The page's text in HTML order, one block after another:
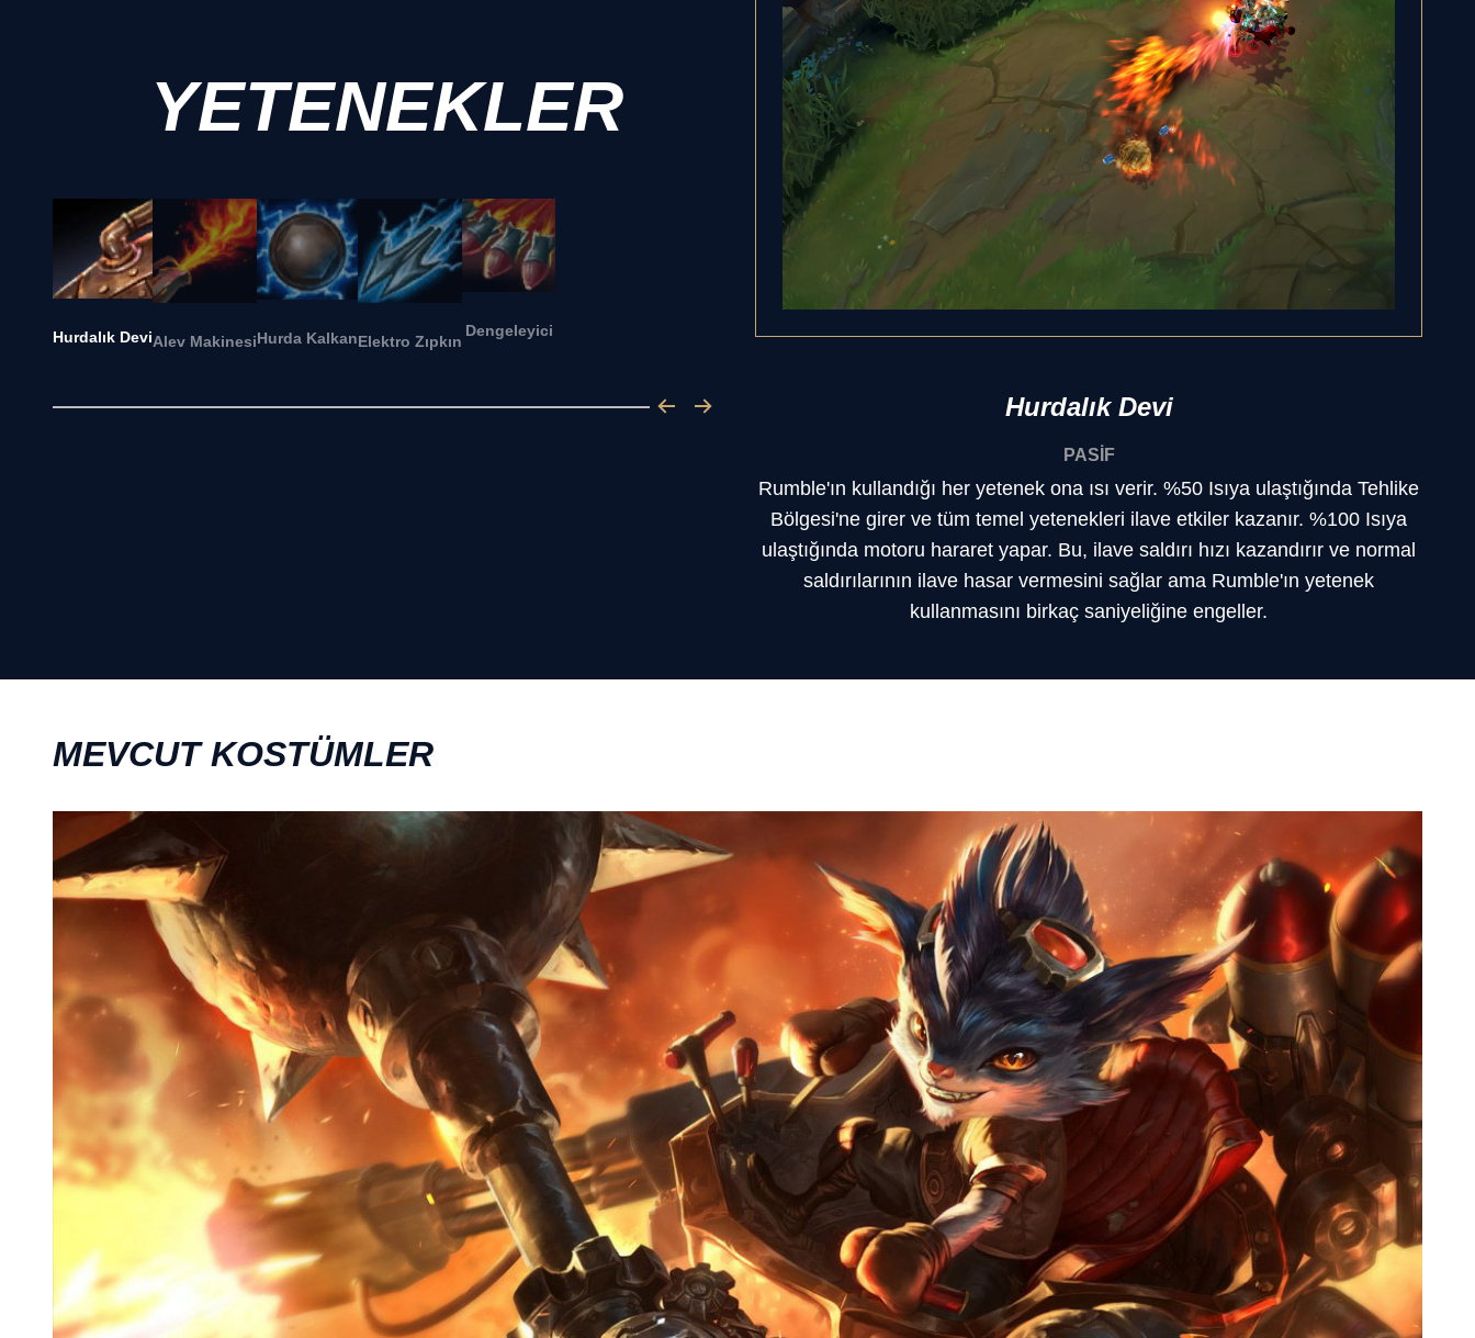
YETENEKLER
Hurdalık DeviAlev MakinesiHurda KalkanElektro Zıpkın
Dengeleyici
Hurdalık Devi
PASİF
Rumble'ın kullandığı her yetenek ona ısı verir. %50 Isıya ulaştığında Tehlike
Bölgesi'ne girer ve tüm temel yetenekleri ilave etkiler kazanır. %100 Isıya
ulaştığında motoru hararet yapar. Bu, ilave saldırı hızı kazandırır ve normal
saldırılarının ilave hasar vermesini sağlar ama Rumble'ın yetenek
kullanmasını birkaç saniyeliğine engeller.
MEVCUT KOSTÜMLER